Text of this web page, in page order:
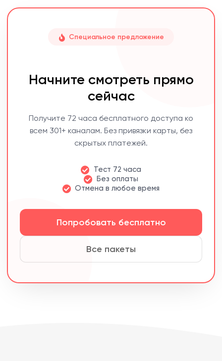
Специальное предложение
Начните смотреть прямо
сейчас
Получите 72 часа бесплатного доступа ко
всем 301+ каналам. Без привязки карты, без
скрытых платежей.
Тест 72 часа
Без оплаты
Отмена в любое время
Попробовать бесплатно
Все пакеты